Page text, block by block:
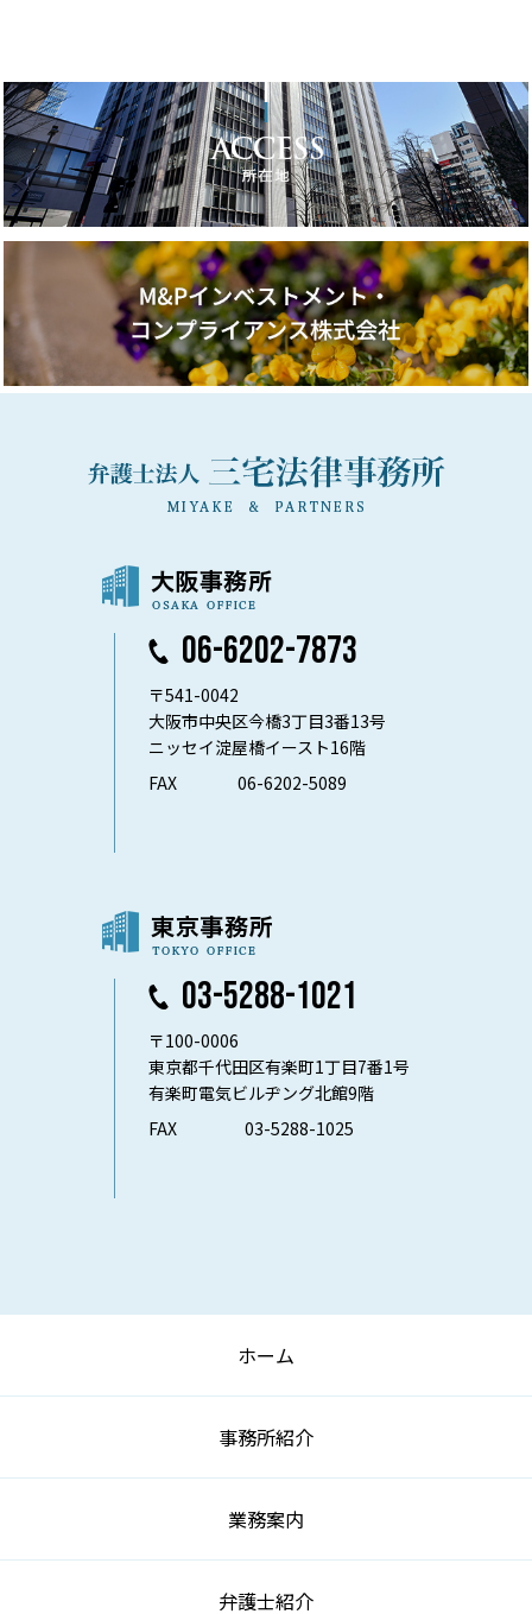
06-6202-7873
〒541-0042
大阪市中央区今橋3丁目3番13号
ニッセイ淀屋橋イースト16階
FAX
06-6202-5089
03-5288-1021
〒100-0006
東京都千代田区有楽町1丁目7番1号
有楽町電気ビルヂング北館9階
FAX
03-5288-1025
ホーム
事務所紹介
業務案内
弁護士紹介